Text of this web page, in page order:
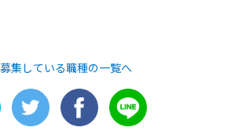
集している職種の一覧へ